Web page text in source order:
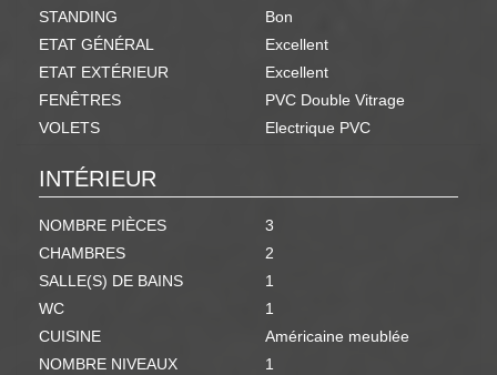
STANDING
Bon
ETAT GÉNÉRAL
Excellent
ETAT EXTÉRIEUR
Excellent
FENÊTRES
PVC Double Vitrage
VOLETS
Electrique PVC
INTÉRIEUR
NOMBRE PIÈCES
3
CHAMBRES
2
SALLE(S) DE BAINS
1
WC
1
CUISINE
Américaine meublée
NOMBRE NIVEAUX
1